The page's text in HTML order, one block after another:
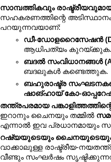
സാമ്പത്തികവും രാഷ്ട്രീയവുമായ
സഹകരണത്തിന്റെ
പറയുന്നവയാണ്:
ഡീ-ഡോളറൈസേഷൻ
ആധിപത്യം കുറയ്ക്കുക.
ബദൽ സംവിധാനങ്ങൾ
ബദലുകൾ കണ്ടെത്തുക.
ബഹുരാഷ്ട്ര സംഘടനകളെ
ഷാങ്ഹായ് കോ-
തന്ത്രപരമായ
ഇറാനും ചൈനയും തമ്മിൽ
എന്നാൽ ഇവ പ്രധാനമായും
റഷ്യയുടെയും ചൈനയുടെയും
വാക്കാലുള്ള രാഷ്ട്രീയ-
വീണ്ടും സംഘർഷം